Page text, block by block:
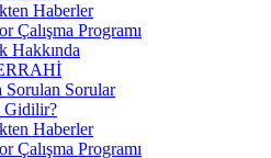
Haberler
Çalışma Programı
Hakkında
Sorulan Sorular
Gidilir?
Haberler
Çalışma Programı